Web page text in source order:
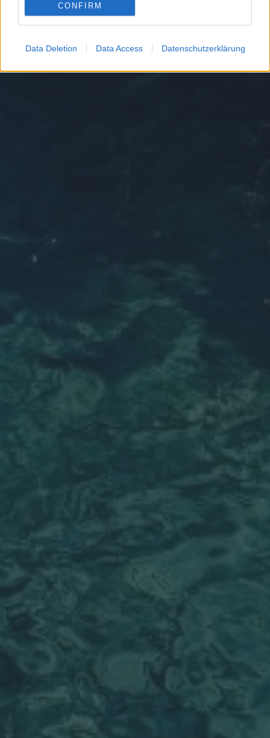
CONFIRM
Data Deletion Data Access Datenschutzerklärung